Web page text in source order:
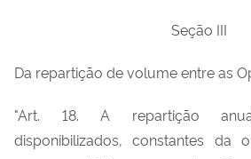
Seção III
Da repartição de volume entre as
"Art. 18. A repartição
disponibilizados, constantes da